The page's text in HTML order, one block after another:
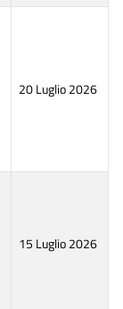
20 Luglio 2026
15 Luglio 2026